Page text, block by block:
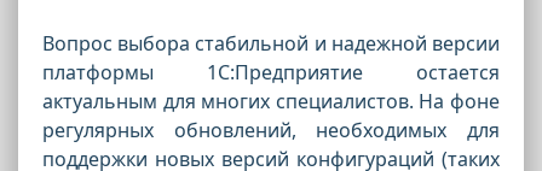
Вопрос выбора стабильной и надежной версии
платформы 1С:Предприятие остается
актуальным для многих специалистов. На фоне
регулярных обновлений, необходимых для
поддержки новых версий конфигураций (таких